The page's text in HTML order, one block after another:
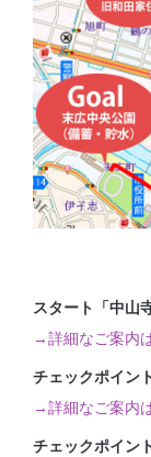
スタート「中山
→詳細なご案内
チェックポイン
→詳細なご案内
チェックポイン